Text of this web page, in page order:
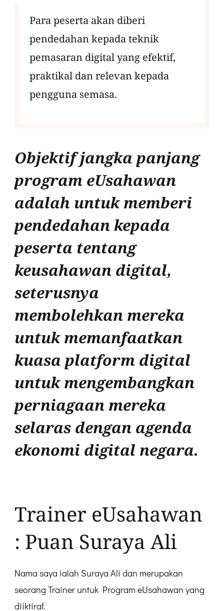
Para peserta akan diberi
pendedahan kepada teknik
pemasaran digital yang efektif,
praktikal dan relevan kepada
pengguna semasa.
Objektif jangka panjang
program eUsahawan
adalah untuk memberi
pendedahan kepada
peserta tentang
keusahawan digital,
seterusnya
membolehkan mereka
untuk memanfaatkan
kuasa platform digital
untuk mengembangkan
perniagaan mereka
selaras dengan agenda
ekonomi digital negara.
Trainer eUsahawan
: Puan Suraya Ali
Nama saya ialah Suraya Ali dan merupakan
seorang Trainer untuk Program eUsahawan yang
diiktiraf.